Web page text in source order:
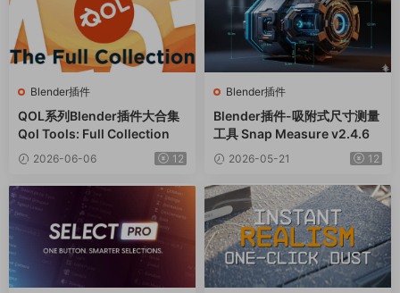
Blender插件
QOL系列Blender插件大合集
Qol Tools: Full Collection
2026-06-06 12
Blender插件
Blender插件-吸附式尺寸测量
工具 Snap Measure v2.4.6
2026-05-21 12